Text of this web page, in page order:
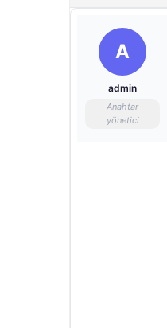
A
admin
Anahtar
yönetici